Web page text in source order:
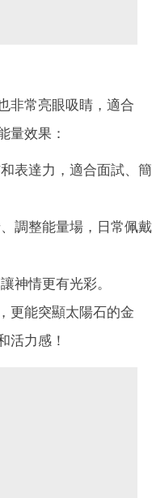
非常亮眼吸睛，適合
量效果：
表達力，適合面試、簡
調整能量場，日常佩戴
神情更有光彩。
更能突顯太陽石的金
活力感！